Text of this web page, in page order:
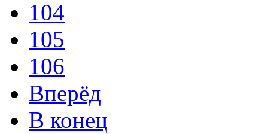
104
105
106
Вперёд
В конец